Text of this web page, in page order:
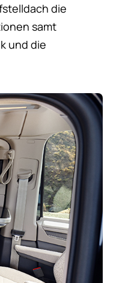
die
samt
und die